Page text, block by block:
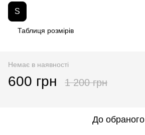
S
Таблиця розмірів
Немає в наявності
600 грн 1 200 грн
До обраного